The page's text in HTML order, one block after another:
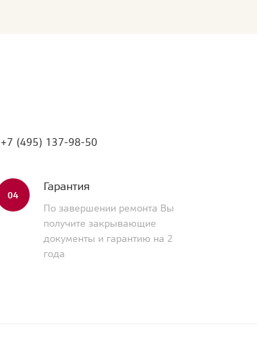
+7 (495) 137-98-50
04
Гарантия
По завершении ремонта Вы
получите закрывающие
документы и гарантию на 2
года